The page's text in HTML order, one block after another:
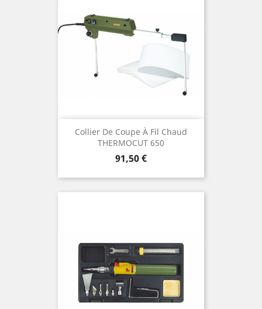
Collier De Coupe À Fil Chaud
THERMOCUT 650
Preis
91,50 €